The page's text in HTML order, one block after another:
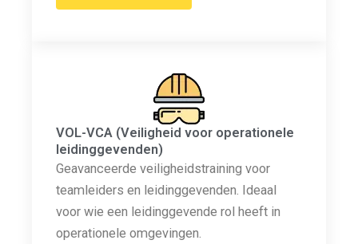
VOL-VCA (Veiligheid voor operationele
leidinggevenden)
Geavanceerde veiligheidstraining voor
teamleiders en leidinggevenden. Ideaal
voor wie een leidinggevende rol heeft in
operationele omgevingen.